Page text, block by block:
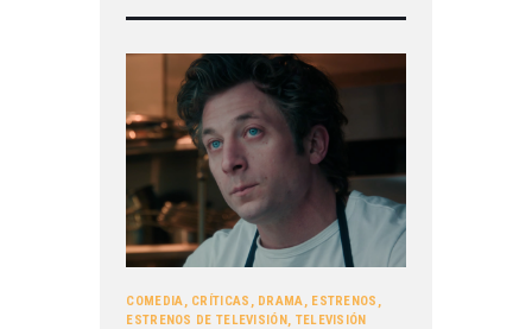
COMEDIA, CRÍTICAS , DRAMA, ESTRENOS ,
ESTRENOS DE TELEVISIÓN, TELEVISIÓN